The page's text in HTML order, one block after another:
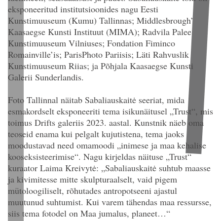
eksponeeritud institutsioonides nagu Eesti
Kunstimuuseum (Kumu) Tallinnas; Middlesbrough’
Kaasaegse Kunsti Instituut (MIMA); Radvila Palee
Kunstimuuseum Vilniuses; Fondation Fiminco
Romainville’is; ParisPhoto Pariisis; Läti Rahvuslik
Kunstimuuseum Riias; ja Põhjala Kaasaegse Kunsti
Galerii Sunderlandis.
Foto Tallinnal näitab Sabaliauskaitė seeriat, mida
esmakordselt eksponeeriti tema isikunäitusel „Trust“, mis
toimus Drifts galeriis 2023. aastal. Kunstnik näeb oma
teoseid enama kui pelgalt kujutistena, tema jaoks
moodustavad need omamoodi „inimese ja maa kehalise
kooseksisteerimise“. Nagu kirjeldas näituse „Trust“
kuraator Laima Kreivytė: „Sabaliauskaitė suhtub maasse
ja kivimitesse mitte skulpturaalselt, vaid pigem
mütoloogiliselt, rõhutades antropotseeni ajastul
muutunud suhtumist. Kui varem tähendas maa ressursse,
siis tema fotodel on Maa jumalus, planeet…“